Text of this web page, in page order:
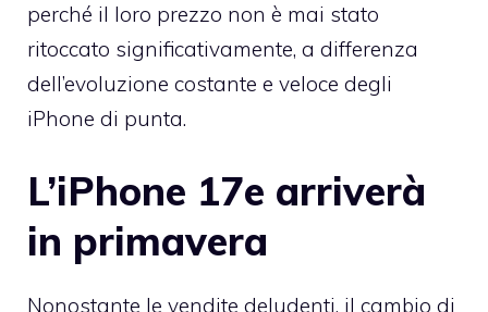
perché il loro prezzo non è mai stato
ritoccato significativamente, a differenza
dell’evoluzione costante e veloce degli
iPhone di punta.
L’iPhone 17e arriverà
in primavera
Nonostante le vendite deludenti, il cambio di